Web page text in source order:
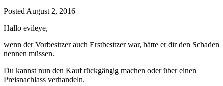
Posted August 2, 2016
Hallo evileye,
wenn der Vorbesitzer auch Erstbesitzer war, hätte er dir den Schaden
nennen müssen.
Du kannst nun den Kauf rückgängig machen oder über einen
Preisnachlass verhandeln.